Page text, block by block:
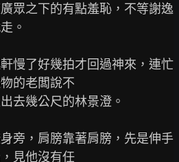
之下的有點羞恥，不等謝逸
。
了好幾拍才回過神來，連忙
的老闆說不
去幾公尺的林景澄。
，肩膀靠著肩膀，先是伸手
見他沒有任